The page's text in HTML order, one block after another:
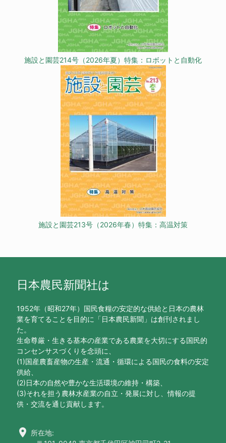
施設と園芸214号（2026年夏）特集：ロボットと自動化
施設と園芸213号（2026年春）特集：高温対策
日本農民新聞社は
1952年（昭和27年）国民食糧の安定的な供給と日本の農林
業を育てることを目的に「日本農民新聞」は創刊されまし
た。
生命尊厳・生きる基本の産業である農業を大切にする国民的
コンセンサスづくりを念頭に、
(1)国産農畜産物の生産・流通・循環による国民の食料の安定
供給、
(2)日本の自然や豊かな生活環境の維持・構築、
(3)それを担う農林水産業の自立・発展に対し、情報の提
供・交流を通じ貢献します。
location_on 所在地: